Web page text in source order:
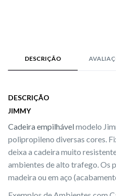
DESCRIÇÃO
DESCRIÇÃO
JIMMY
Cadeira empilhávelmodelo
polipropileno diversas cores.
deixa a cadeira muito
ambientes de alto trafego. Os
madeira ou em aço